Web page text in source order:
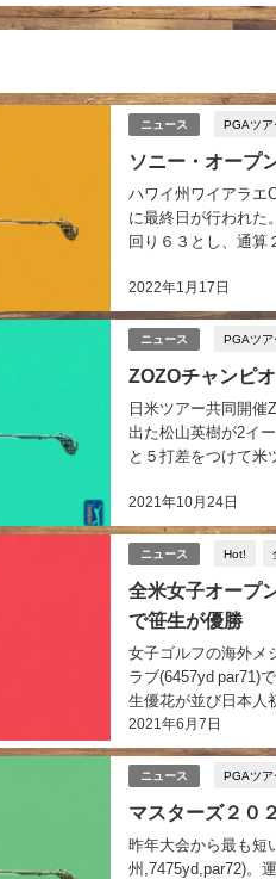
ニュース PGAツア
ソニー・オープ
2022年1月17日
ハワイ州ワイアラエ
に最終日が行われた
回り６３とし、通算
ニュース PGAツア
ZOZOチャンピ
2021年10月24日
日米ツアー共同開催
出た松山英樹が2イ
と５打差をつけて米
ニュース Hot!
全米女子オープ
で笹生が優勝
2021年6月7日
女子ゴルフの海外メ
ラブ(6457yd par71)
生優花が並び日本人
ニュース PGAツア
マスターズ２０
昨年大会から最も短
州,7475yd,par72)。